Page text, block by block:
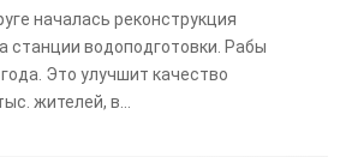
началась реконструкция
станции водоподготовки. Рабы
Это улучшит качество
жителей, в...